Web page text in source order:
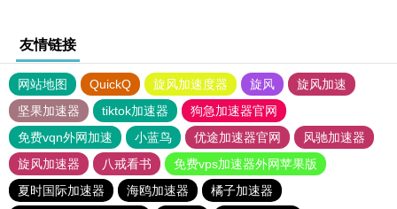
友情链接
网站地图 QuickQ 旋风加速度器 旋风
旋风加速
坚果加速器
tiktok加速器
狗急加速器官网
免费vqn外网加速
小蓝鸟 优途加速器官网
风驰加速器
旋风加速器
八戒看书
免费vps加速器外网苹果版
夏时国际加速器
海鸥加速器
橘子加速器